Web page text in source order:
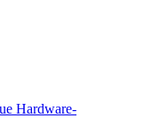
Hardware-